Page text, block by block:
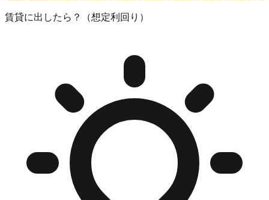
賃貸に出したら？（想定利回り）